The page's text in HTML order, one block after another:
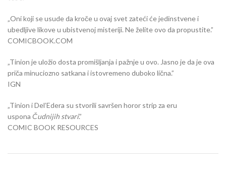
„Oni koji se usude da kroče u ovaj svet zateći će jedinstvene i
ubedljive likove u ubistvenoj misteriji. Ne želite ovo da propustite.”
COMICBOOK.COM
„Tinion je uložio dosta promišljanja i pažnje u ovo. Jasno je da je ova
priča minuciozno satkana i istovremeno duboko lična.”
IGN
„Tinion i Del’Edera su stvorili savršen horor strip za eru
uspona Čudnijih stvari.”
COMIC BOOK RESOURCES